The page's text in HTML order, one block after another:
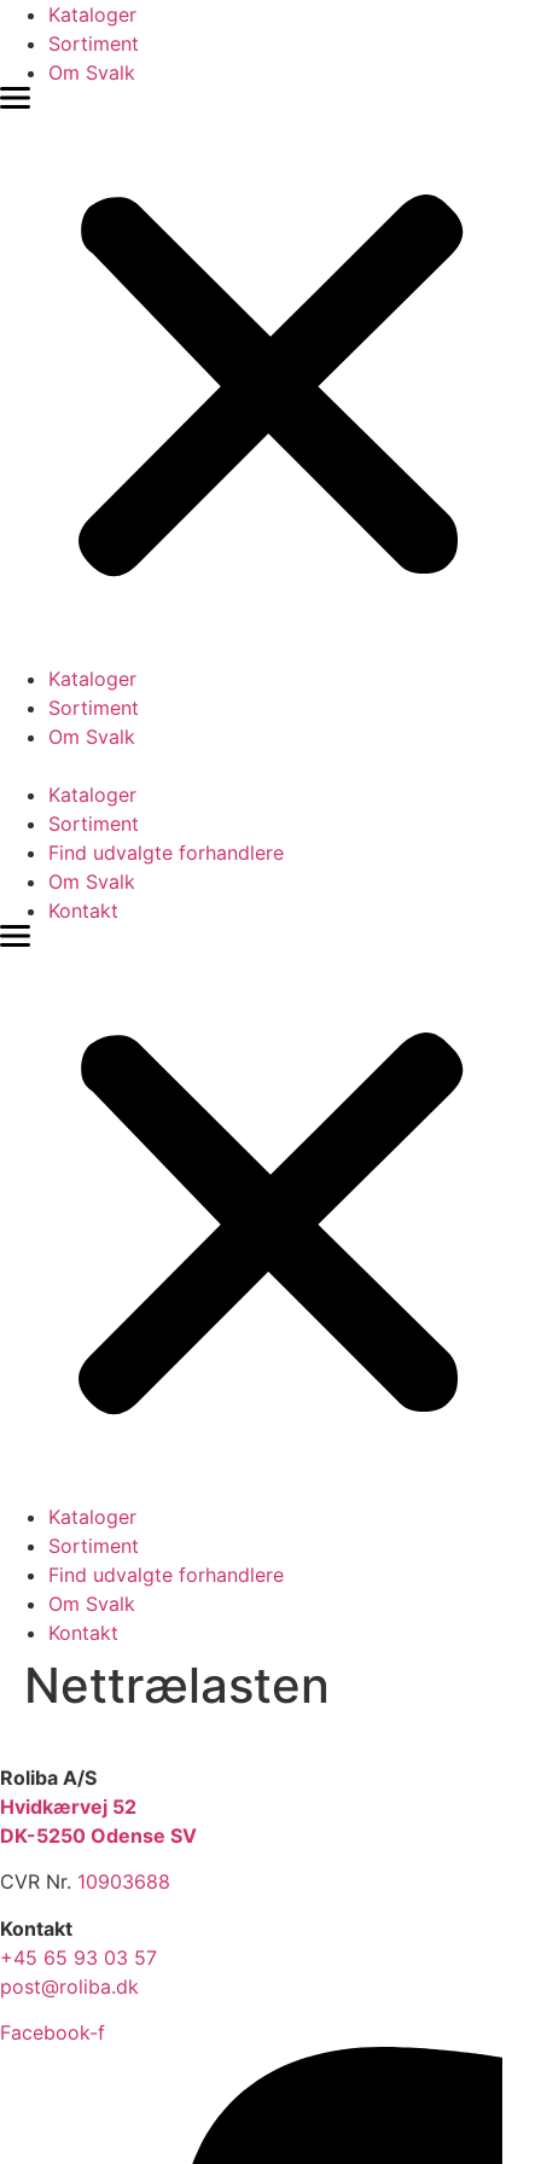
Videre
indhold
Kataloger
Sortiment
Om Svalk
Kataloger
Sortiment
Om Svalk
Kataloger
Sortiment
Find udvalgte forhandlere
Om Svalk
Kontakt
Kataloger
Sortiment
Find udvalgte forhandlere
Om Svalk
Kontakt
Nettrælasten
Roliba A/S
Hvidkærvej 52
DK-5250 Odense SV
CVR Nr. 10903688
Kontakt
+45 65 93 03 57
post@roliba.dk
Facebook-f